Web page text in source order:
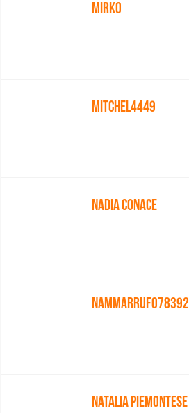
Mirko
Mitchel4449
Nadia Conace
Nammarrufo78392
Natalia Piemontese